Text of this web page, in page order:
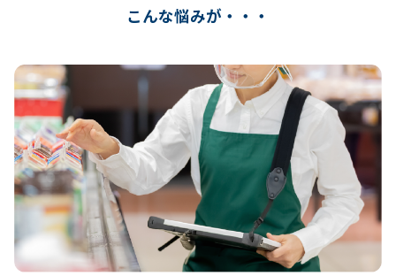
こんな悩みが・・・